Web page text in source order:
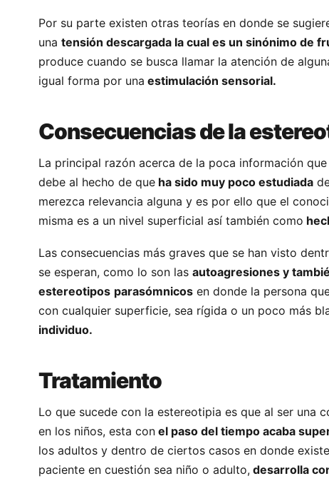
Por su parte existen otras teorías en donde se
una tensión descargada la cual es un sinónimo de
produce cuando se busca llamar la atención de
igual forma por una estimulación sensorial.
Consecuencias de la
La principal razón acerca de la poca información
debe al hecho de que ha sido muy poco estudiada
merezca relevancia alguna y es por ello que el
misma es a un nivel superficial así también como
Las consecuencias más graves que se han visto
se esperan, como lo son las autoagresiones y
estereotipos parasómnicos en donde la persona
con cualquier superficie, sea rígida o un poco más
individuo.
Tratamiento
Lo que sucede con la estereotipia es que al ser una
en los niños, esta con el paso del tiempo acaba
los adultos y dentro de ciertos casos en donde
paciente en cuestión sea niño o adulto, desarrolla